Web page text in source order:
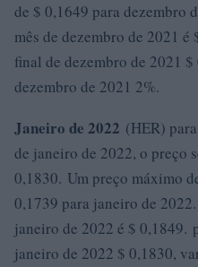
de $ 0,1649 para dezembro
mês de dezembro de 2021
final de dezembro de 2021
dezembro de 2021 2%.
Janeiro de 2022 (HER)
de janeiro de 2022, o preço
0,1830. Um preço máximo
0,1739 para janeiro de
janeiro de 2022 é $ 0,1849.
janeiro de 2022 $ 0,1830,